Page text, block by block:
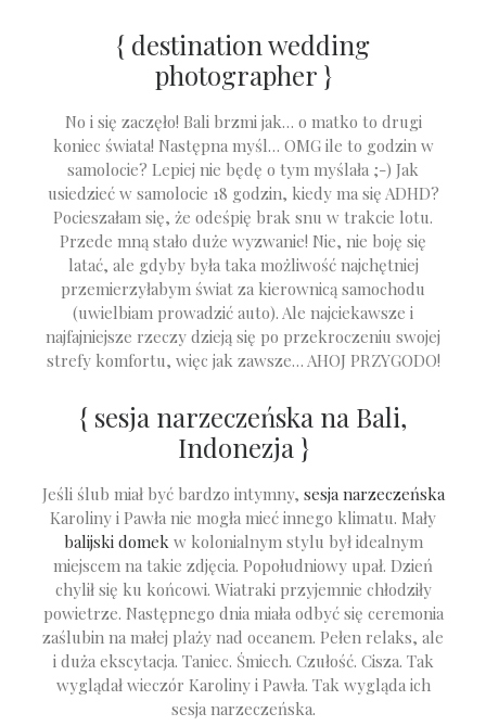
{ destination wedding
photographer }
No i się zaczęło! Bali brzmi jak… o matko to drugi
koniec świata! Następna myśl… OMG ile to godzin w
samolocie? Lepiej nie będę o tym myślała ;-) Jak
usiedzieć w samolocie 18 godzin, kiedy ma się ADHD?
Pocieszałam się, że odeśpię brak snu w trakcie lotu.
Przede mną stało duże wyzwanie! Nie, nie boję się
latać, ale gdyby była taka możliwość najchętniej
przemierzyłabym świat za kierownicą samochodu
(uwielbiam prowadzić auto). Ale najciekawsze i
najfajniejsze rzeczy dzieją się po przekroczeniu swojej
strefy komfortu, więc jak zawsze… AHOJ PRZYGODO!
{ sesja narzeczeńska na Bali,
Indonezja }
Jeśli ślub miał być bardzo intymny, sesja narzeczeńska
Karoliny i Pawła nie mogła mieć innego klimatu. Mały
balijski domekw kolonialnym stylu był idealnym
miejscem na takie zdjęcia. Popołudniowy upał. Dzień
chylił się ku końcowi. Wiatraki przyjemnie chłodziły
powietrze. Następnego dnia miała odbyć się ceremonia
zaślubin na małej plaży nad oceanem. Pełen relaks, ale
i duża ekscytacja. Taniec. Śmiech. Czułość. Cisza. Tak
wyglądał wieczór Karoliny i Pawła. Tak wygląda ich
sesja narzeczeńska.